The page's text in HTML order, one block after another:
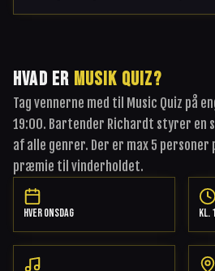
HVAD ER MUSIK QUIZ?
Tag vennerne med til Music Quiz på
19:00. Bartender Richardt styrer en
af alle genrer. Der er max 5 personer
præmie til vinderholdet.
HVER ONSDAG KL.